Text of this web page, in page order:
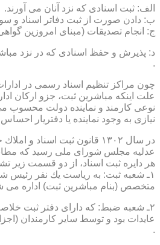
الف: ثبت اسنادی كه نزد آنان می آورند.
ب: دادن صورت از ثبت دفاتر اسناد و
ج: انجام تصدیقات (مبنای امروزین
د: پذیرش و حفظ اسنادی كه در نزد
.
چون مراكز تنظیم اسناد رسمی در
علت اینكه مباشرین ثبت، جزو اركان
نوعی كارمند و نماینده دولت محسوب
نیازی به وجود نماینده یا دفتریار
در سال ۱۳۰۲ قانون ثبت اسناد
هر دایره ثبت اسناد، از دو قسمت زیر
۱ـ شعبه ثبت: به ریاست یك نفر رئیس
متخصص (بنام مباشرین ثبت) اداره می
۲ـ شعبه ضبط: كه دارای دفتر ثبت
عایدات بود و توسط سایر كارمندان
.